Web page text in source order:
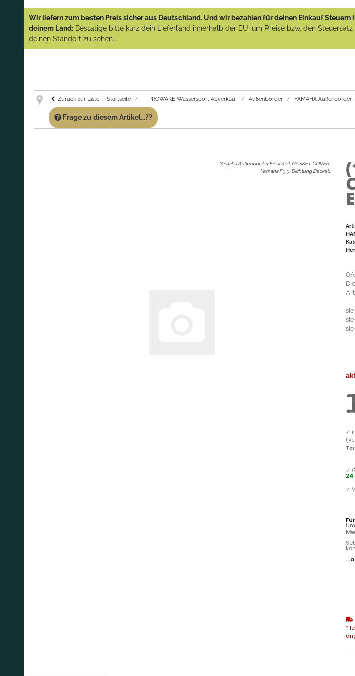
(Abverkauf)!
GARANTIE UND SERVICE:
Artikeln einfach an!
Wir liefern zum besten Preis sicher aus Deutschland. Und wir bezahlen für deinen Einkauf Steuern
deinem Land: Bestätige bitte kurz dein Lieferland innerhalb der EU, um Preise bzw. den Steuersatz
deinen Standort zu sehen...
Zurück zur Liste Startseite __PROWAKE Wassersport Abverkauf Außenborder YAMAHA Außenborder
Frage zu diesem Artikel...??
Yamaha Außenborder Ersatzteil, GASKET, COVER,
Yamaha F9.9, Dichtung Deckel:
✓
✓
✓
*